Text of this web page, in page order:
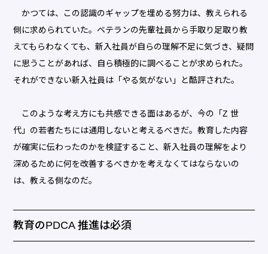
かつては、この認識のギャップを埋める努力は、教えられる
側に求められていた。ベテランの先輩社員から手取り足取り教
えてもらわなくても、新入社員が自らの理解不足に気づき、疑問
に思うことがあれば、自ら積極的に調べることが求められた。
それができない新入社員は「やる気がない」と酷評された。
このような考え方にも共感できる面はあるが、今の「Z 世
代」の若者たちには通用しないと考えるべきだ。教育した内容
が確実に伝わったのかを検証すること、新入社員の理解をより
深めるために何を改善するべきかを考えなくてはならないの
は、教える側なのだ。
教育のPDCA 推進は必須